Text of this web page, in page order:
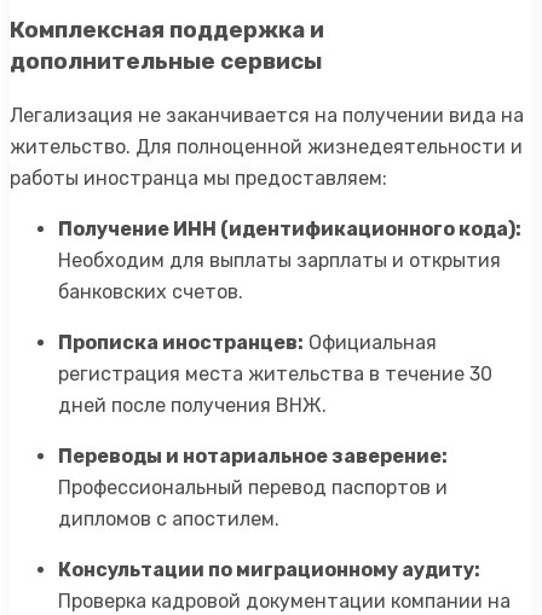
Комплексная поддержка и
дополнительные сервисы
Легализация не заканчивается на получении вида на
жительство. Для полноценной жизнедеятельности и
работы иностранца мы предоставляем:
Получение ИНН (идентификационного кода):
Необходим для выплаты зарплаты и открытия
банковских счетов.
Прописка иностранцев: Официальная
регистрация места жительства в течение 30
дней после получения ВНЖ.
Переводы и нотариальное заверение:
Профессиональный перевод паспортов и
дипломов с апостилем.
Консультации по миграционному аудиту:
Проверка кадровой документации компании на